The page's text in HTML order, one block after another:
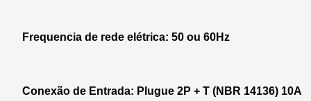
Frequencia de rede elétrica: 50 ou 60Hz
Conexão de Entrada: Plugue 2P + T (NBR 14136) 10A